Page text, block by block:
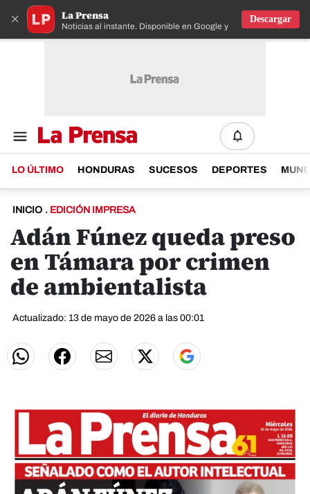
× La Prensa
Noticias al instante. Disponible en Google y IOS
Descargar
LO ÚLTIMO HONDURAS SUCESOS DEPORTES
INICIO . EDICIÓN IMPRESA
Adán Fúnez queda preso
en Támara por crimen
de ambientalista
Actualizado: 13 de mayo de 2026 a las 00:01